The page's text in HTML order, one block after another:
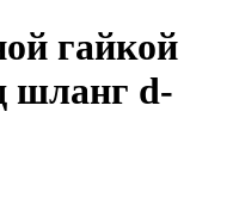
гайкой
шланг d-